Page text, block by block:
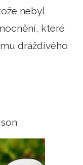
nebyl
které
dráždivého